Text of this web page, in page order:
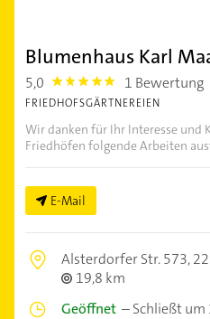
Blumenhaus Karl
5,0 5.0 1 Bewertung
FRIEDHOFSGÄRTNEREIEN
Wir danken für Ihr Interesse und
Friedhöfen folgende Arbeiten
E-Mail
Alsterdorfer Str. 573,
19,8 km
Geöffnet –Schließt um